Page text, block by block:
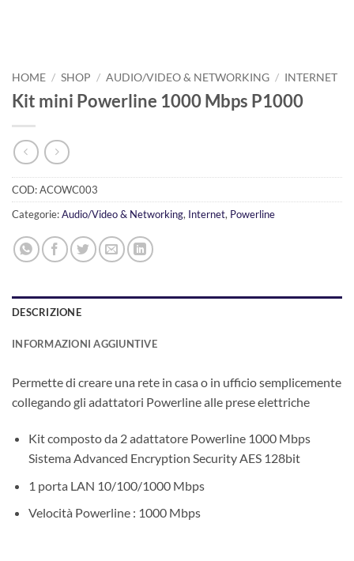
HOME / SHOP / AUDIO/VIDEO & NETWORKING / INTERNET
Kit mini Powerline 1000 Mbps P1000
COD:ACOWC003
Categorie:Audio/Video & Networking, Internet, Powerline
DESCRIZIONE
INFORMAZIONI AGGIUNTIVE
Permette di creare una rete in casa o in ufficio semplicemente
collegando gli adattatori Powerline alle prese elettriche
Kit composto da 2 adattatore Powerline 1000 Mbps
Sistema Advanced Encryption Security AES 128bit
1 porta LAN 10/100/1000 Mbps
Velocità Powerline : 1000 Mbps